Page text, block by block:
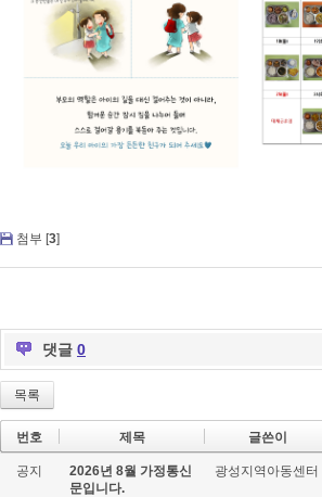
첨부 [3]
댓글 0
목록
번호 제목 글쓴이
공지
2026년 8월 가정통신
문입니다.
광성지역아동센터